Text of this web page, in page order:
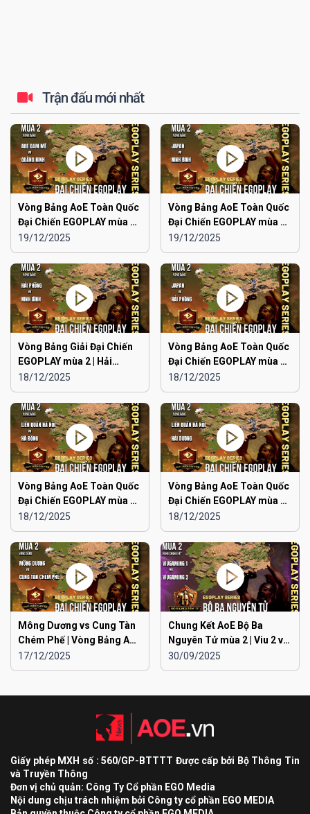
Trận đấu mới nhất
Vòng Bảng AoE Toàn Quốc
Đại Chiến EGOPLAY mùa 2 |
Aoe Đam Mê vs Quảng
Ninh
19/12/2025
Vòng Bảng AoE Toàn Quốc
Đại Chiến EGOPLAY mùa 2 |
Japan vs Ninh Bình
19/12/2025
Vòng Bảng Giải Đại Chiến
EGOPLAY mùa 2 | Hải
Phòng vs Ninh Bình
18/12/2025
Vòng Bảng AoE Toàn Quốc
Đại Chiến EGOPLAY mùa 2 |
Japan vs Hải Phòng
18/12/2025
Vòng Bảng AoE Toàn Quốc
Đại Chiến EGOPLAY mùa 2 |
Liên Quân Hà Nội vs Hà
Đông
18/12/2025
Vòng Bảng AoE Toàn Quốc
Đại Chiến EGOPLAY mùa 2 |
Liên Quân Hà Nội vs Hải
Dương
18/12/2025
Mông Dương vs Cung Tàn
Chém Phế | Vòng Bảng AoE
Toàn Quốc Đại Chiến
EGOPLAY mùa 2
17/12/2025
Chung Kết AoE Bộ Ba
Nguyên Tử mùa 2 | Viu 2 vs
Viu 1
30/09/2025
Giấy phép MXH số : 560/GP-BTTTT Được cấp bởi Bộ Thông Tin
và Truyền Thông
Đơn vị chủ quản: Công Ty Cổ phần EGO Media
Nội dung chịu trách nhiệm bởi Công ty cổ phần EGO MEDIA